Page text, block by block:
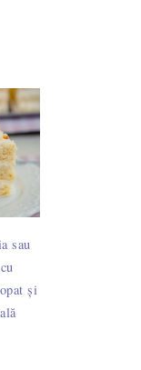
sau
și